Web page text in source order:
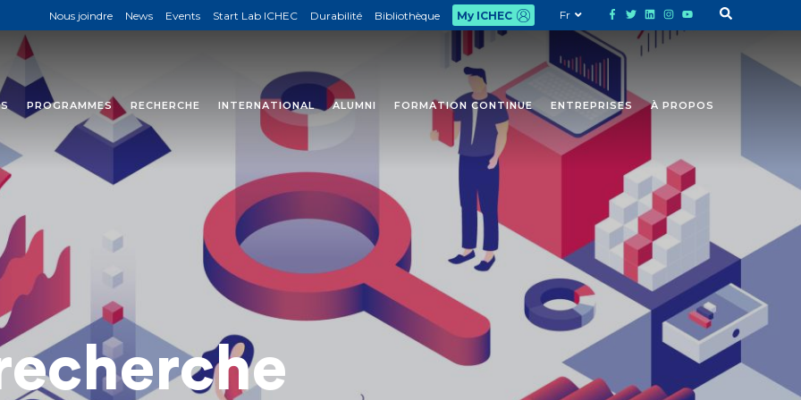
PROGRAMMES RECHERCHE INTERNATIONAL ALUMNI FORMATION CONTINUE ENTREPRISES À PROPOS
Nous joindre News Events Start Lab ICHEC Durabilité Bibliothèque My ICHEC Fr